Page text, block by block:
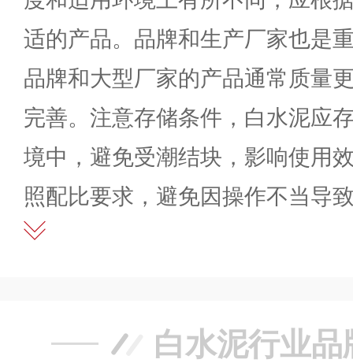
适的产品。品牌和生产厂家也是
品牌和大型厂家的产品通常质量
完善。注意存储条件，白水泥应
境中，避免受潮结块，影响使用
照配比要求，避免因操作不当导
白水泥行业品